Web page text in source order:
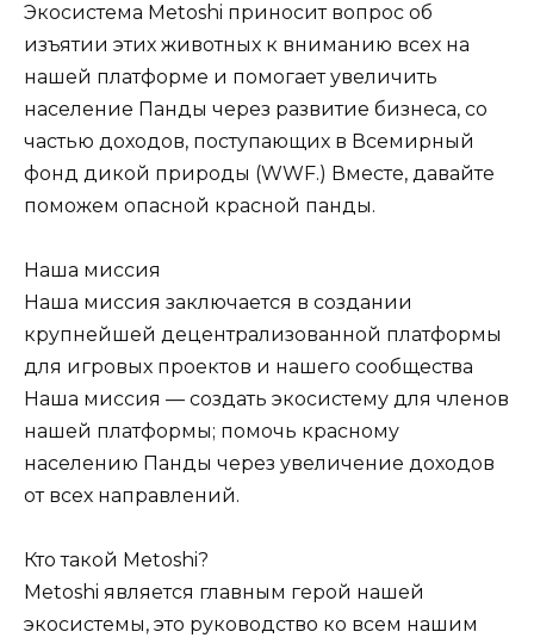
Экосистема Metoshi приносит вопрос об
изъятии этих животных к вниманию всех на
нашей платформе и помогает увеличить
население Панды через развитие бизнеса, со
частью доходов, поступающих в Всемирный
фонд дикой природы (WWF.) Вместе, давайте
поможем опасной красной панды.
Наша миссия
Наша миссия заключается в создании
крупнейшей децентрализованной платформы
для игровых проектов и нашего сообщества
Наша миссия — создать экосистему для членов
нашей платформы; помочь красному
населению Панды через увеличение доходов
от всех направлений.
Кто такой Metoshi?
Metoshi является главным герой нашей
экосистемы, это руководство ко всем нашим